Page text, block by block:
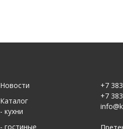
Новости
Каталог
- кухни
- гостиные
+7
+7